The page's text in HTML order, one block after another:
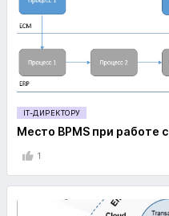
IT-ДИРЕКТОРУ
Место ВPMS при работе
1